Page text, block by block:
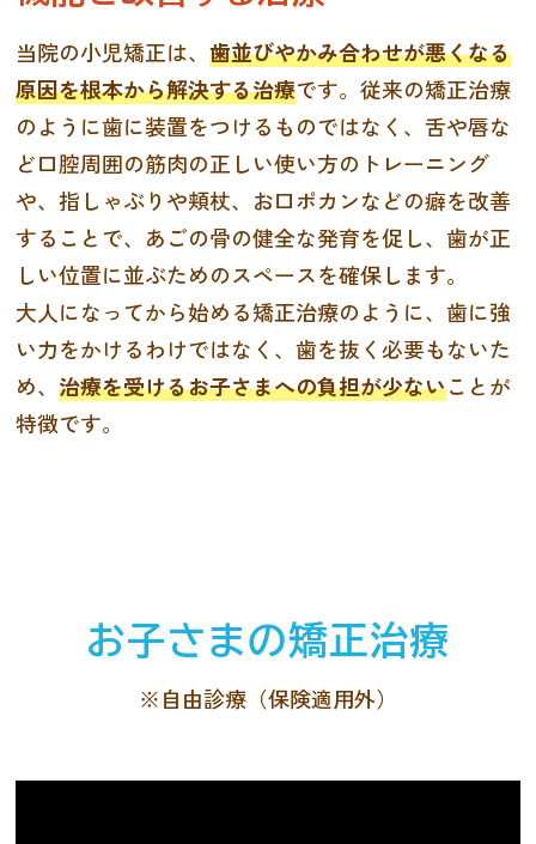
当院の小児矯正は、 歯並びやかみ合わせが悪くなる
原因を根本から解決する治療です。従来の矯正治療
のように歯に装置をつけるものではなく、舌や唇な
ど口腔周囲の筋肉の正しい使い方のトレーニング
や、指しゃぶりや頬杖、お口ポカンなどの癖を改善
することで、あごの骨の健全な発育を促し、歯が正
しい位置に並ぶためのスペースを確保します。
大人になってから始める矯正治療のように、歯に強
い力をかけるわけではなく、歯を抜く必要もないた
め、 治療を受けるお子さまへの負担が少ないことが
特徴です。
お子さまの矯正治療
※自由診療（保険適用外）